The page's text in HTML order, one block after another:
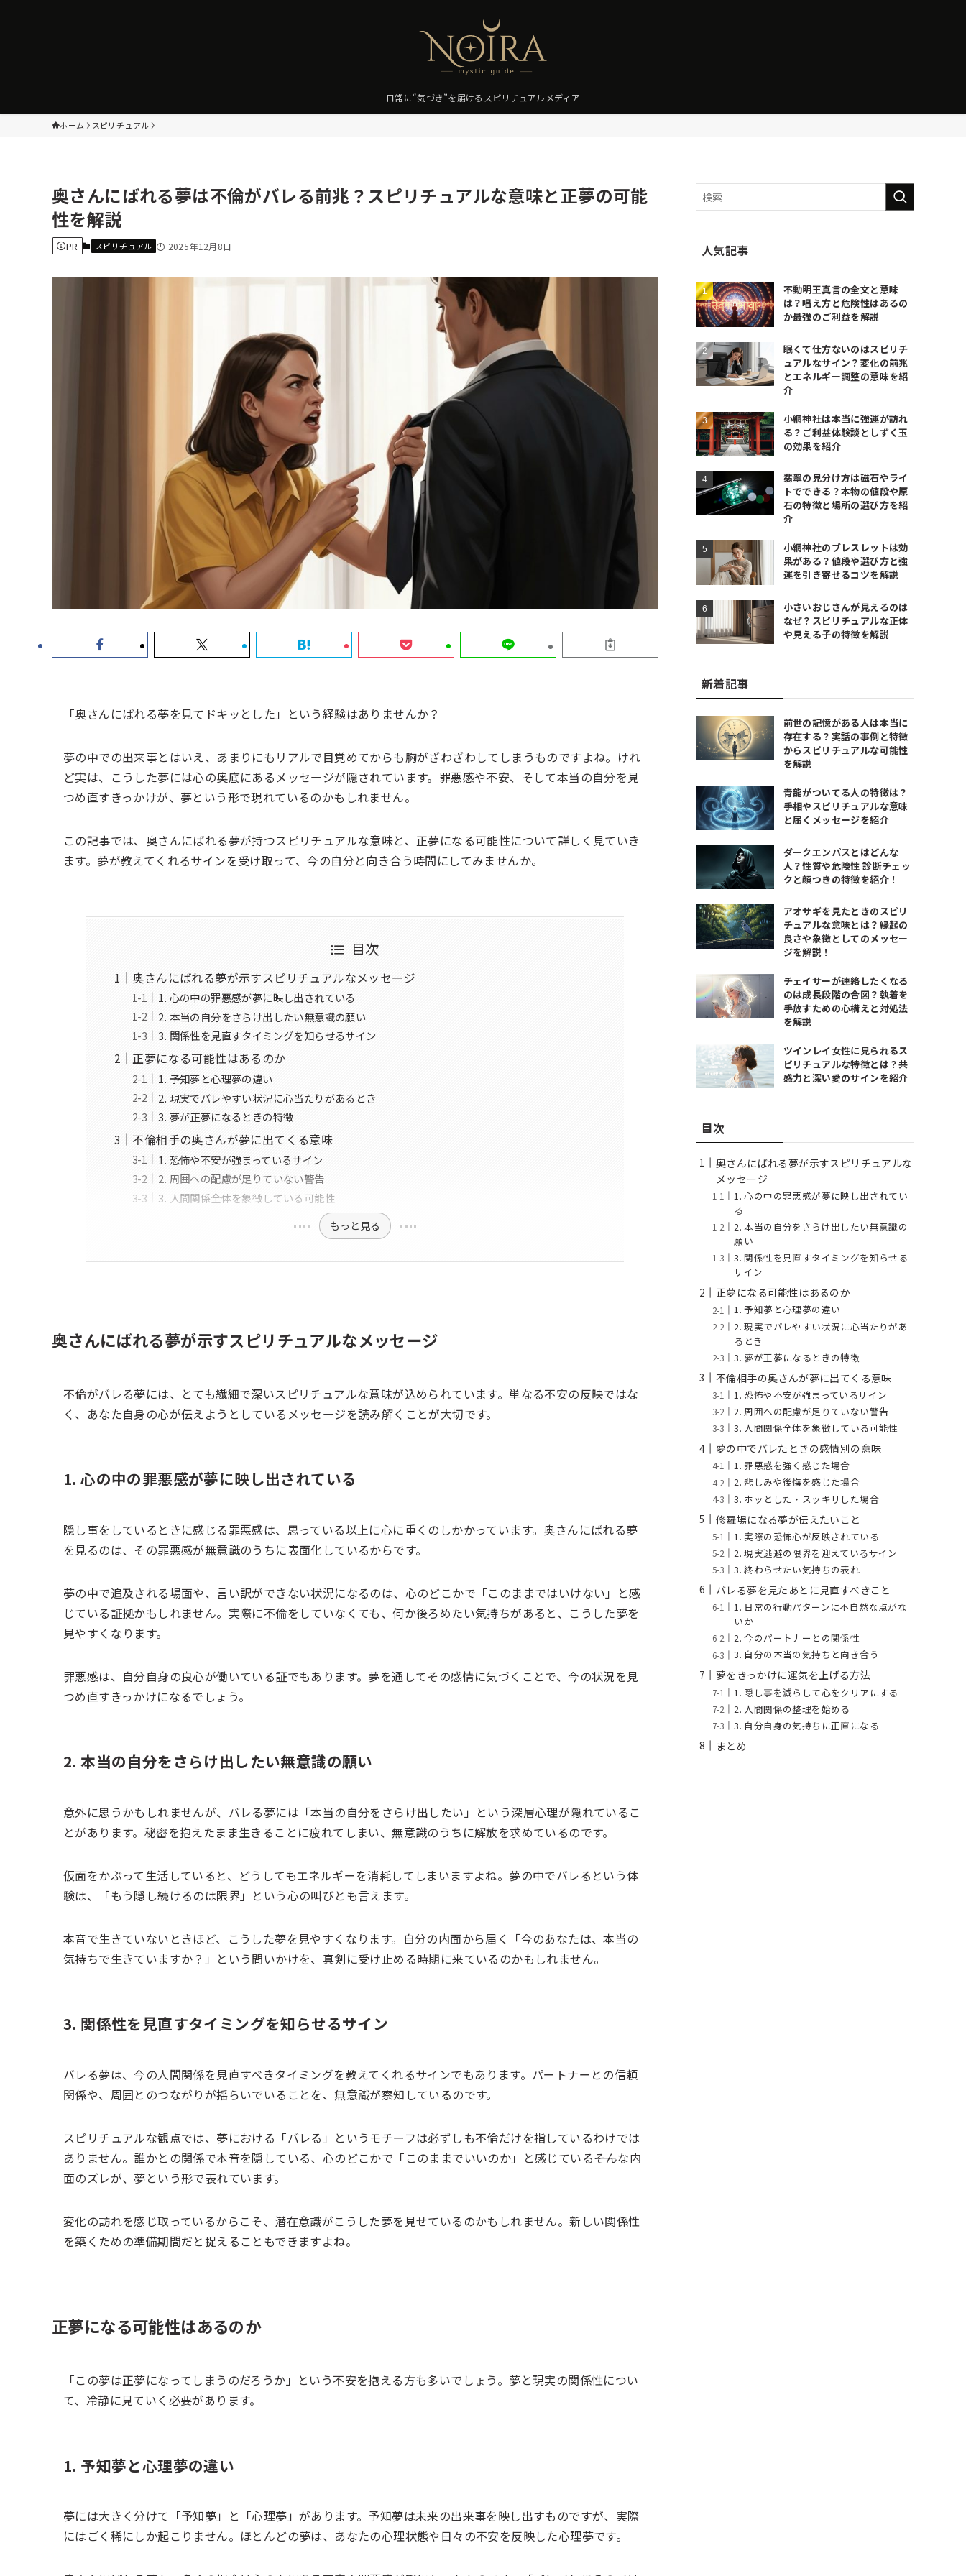
日常に“気づき”を届けるスピリチュアルメディア
ホーム スピリチュアル
奥さんにばれる夢は不倫がバレる前兆？スピリチュアルな意味と正夢の可能
性を解説
PR スピリチュアル 2025年12月8日
「奥さんにばれる夢を見てドキッとした」という経験はありませんか？
夢の中での出来事とはいえ、あまりにもリアルで目覚めてからも胸がざわざわしてしまうものですよね。けれ
ど実は、こうした夢には心の奥底にあるメッセージが隠されています。罪悪感や不安、そして本当の自分を見
つめ直すきっかけが、夢という形で現れているのかもしれません。
この記事では、奥さんにばれる夢が持つスピリチュアルな意味と、正夢になる可能性について詳しく見ていき
ます。夢が教えてくれるサインを受け取って、今の自分と向き合う時間にしてみませんか。
目次
奥さんにばれる夢が示すスピリチュアルなメッセージ
1. 心の中の罪悪感が夢に映し出されている
2. 本当の自分をさらけ出したい無意識の願い
3. 関係性を見直すタイミングを知らせるサイン
正夢になる可能性はあるのか
1. 予知夢と心理夢の違い
2. 現実でバレやすい状況に心当たりがあるとき
3. 夢が正夢になるときの特徴
不倫相手の奥さんが夢に出てくる意味
1. 恐怖や不安が強まっているサイン
2. 周囲への配慮が足りていない警告
3. 人間関係全体を象徴している可能性
もっと見る
奥さんにばれる夢が示すスピリチュアルなメッセージ
不倫がバレる夢には、とても繊細で深いスピリチュアルな意味が込められています。単なる不安の反映ではな
く、あなた自身の心が伝えようとしているメッセージを読み解くことが大切です。
1. 心の中の罪悪感が夢に映し出されている
隠し事をしているときに感じる罪悪感は、思っている以上に心に重くのしかかっています。奥さんにばれる夢
を見るのは、その罪悪感が無意識のうちに表面化しているからです。
夢の中で追及される場面や、言い訳ができない状況になるのは、心のどこかで「このままではいけない」と感
じている証拠かもしれません。実際に不倫をしていなくても、何か後ろめたい気持ちがあると、こうした夢を
見やすくなります。
罪悪感は、自分自身の良心が働いている証でもあります。夢を通してその感情に気づくことで、今の状況を見
つめ直すきっかけになるでしょう。
2. 本当の自分をさらけ出したい無意識の願い
意外に思うかもしれませんが、バレる夢には「本当の自分をさらけ出したい」という深層心理が隠れているこ
とがあります。秘密を抱えたまま生きることに疲れてしまい、無意識のうちに解放を求めているのです。
仮面をかぶって生活していると、どうしてもエネルギーを消耗してしまいますよね。夢の中でバレるという体
験は、「もう隠し続けるのは限界」という心の叫びとも言えます。
本音で生きていないときほど、こうした夢を見やすくなります。自分の内面から届く「今のあなたは、本当の
気持ちで生きていますか？」という問いかけを、真剣に受け止める時期に来ているのかもしれません。
3. 関係性を見直すタイミングを知らせるサイン
バレる夢は、今の人間関係を見直すべきタイミングを教えてくれるサインでもあります。パートナーとの信頼
関係や、周囲とのつながりが揺らいでいることを、無意識が察知しているのです。
スピリチュアルな観点では、夢における「バレる」というモチーフは必ずしも不倫だけを指しているわけでは
ありません。誰かとの関係で本音を隠している、心のどこかで「このままでいいのか」と感じている――そんな内
面のズレが、夢という形で表れています。
変化の訪れを感じ取っているからこそ、潜在意識がこうした夢を見せているのかもしれません。新しい関係性
を築くための準備期間だと捉えることもできますよね。
正夢になる可能性はあるのか
「この夢は正夢になってしまうのだろうか」という不安を抱える方も多いでしょう。夢と現実の関係性につい
て、冷静に見ていく必要があります。
1. 予知夢と心理夢の違い
夢には大きく分けて「予知夢」と「心理夢」があります。予知夢は未来の出来事を映し出すものですが、実際
にはごく稀にしか起こりません。ほとんどの夢は、あなたの心理状態や日々の不安を反映した心理夢です。
人気記事
不動明王真言の全文と意味
は？唱え方と危険性はあるの
か最強のご利益を解説
眠くて仕方ないのはスピリチ
ュアルなサイン？変化の前兆
とエネルギー調整の意味を紹
介
小網神社は本当に強運が訪れ
る？ご利益体験談としずく玉
の効果を紹介
翡翠の見分け方は磁石やライ
トでできる？本物の値段や原
石の特徴と場所の選び方を紹
介
小網神社のブレスレットは効
果がある？値段や選び方と強
運を引き寄せるコツを解説
小さいおじさんが見えるのは
なぜ？スピリチュアルな正体
や見える子の特徴を解説
新着記事
前世の記憶がある人は本当に
存在する？実話の事例と特徴
からスピリチュアルな可能性
を解説
青龍がついてる人の特徴は？
手相やスピリチュアルな意味
と届くメッセージを紹介
ダークエンパスとはどんな
人？性質や危険性 診断チェッ
クと顔つきの特徴を紹介！
アオサギを見たときのスピリ
チュアルな意味とは？縁起の
良さや象徴としてのメッセー
ジを解説！
チェイサーが連絡したくなる
のは成長段階の合図？執着を
手放すための心構えと対処法
を解説
ツインレイ女性に見られるス
ピリチュアルな特徴とは？共
感力と深い愛のサインを紹介
目次
奥さんにばれる夢が示すスピリチュアルな
メッセージ
1. 心の中の罪悪感が夢に映し出されてい
る
2. 本当の自分をさらけ出したい無意識の
願い
3. 関係性を見直すタイミングを知らせる
サイン
正夢になる可能性はあるのか
1. 予知夢と心理夢の違い
2. 現実でバレやすい状況に心当たりがあ
るとき
3. 夢が正夢になるときの特徴
不倫相手の奥さんが夢に出てくる意味
1. 恐怖や不安が強まっているサイン
2. 周囲への配慮が足りていない警告
3. 人間関係全体を象徴している可能性
夢の中でバレたときの感情別の意味
1. 罪悪感を強く感じた場合
2. 悲しみや後悔を感じた場合
3. ホッとした・スッキリした場合
修羅場になる夢が伝えたいこと
1. 実際の恐怖心が反映されている
2. 現実逃避の限界を迎えているサイン
3. 終わらせたい気持ちの表れ
バレる夢を見たあとに見直すべきこと
1. 日常の行動パターンに不自然な点がな
いか
2. 今のパートナーとの関係性
3. 自分の本当の気持ちと向き合う
夢をきっかけに運気を上げる方法
1. 隠し事を減らして心をクリアにする
2. 人間関係の整理を始める
3. 自分自身の気持ちに正直になる
まとめ